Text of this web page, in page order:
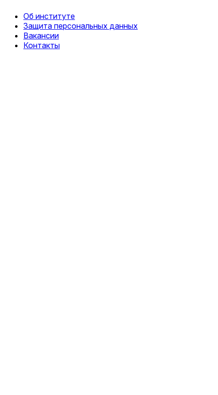
Об институте
Защита персональных данных
Вакансии
Контакты